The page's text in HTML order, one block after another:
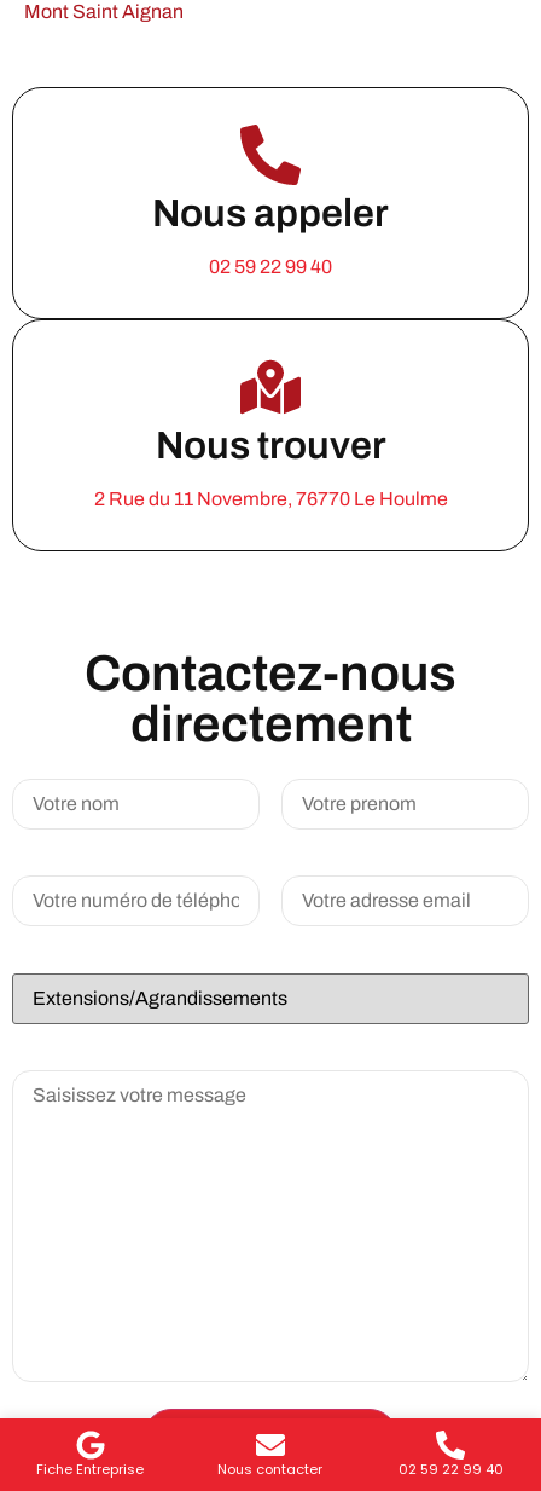
Fiche Entreprise Nous contacter 02 59 22 99 40
Mont Saint Aignan
Nous appeler
02 59 22 99 40
Nous trouver
2 Rue du 11 Novembre, 76770 Le Houlme
Contactez-nous
directement